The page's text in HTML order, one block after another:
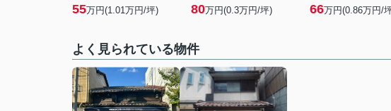
55万円(1.01万円/坪) 80万円(0.3万円/坪) 66万円(0.86万円/
よく見られている物件